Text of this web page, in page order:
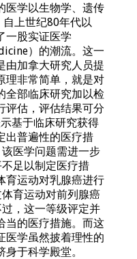
医学以生物学、遗传
自上世纪80年代以
一股实证医学
）的潮流。这一
由加拿大研究人员提
理非常简单，就是对
全部临床研究加以检
评估，评估结果可分
基于临床研究获得
出普遍性的医疗措
医学问题需进一步
足以制定医疗措
育运动对乳腺癌进行
育运动对前列腺癌
，这一等级评定并
当的医疗措施。而这
医学虽然披着理性的
于科学殿堂。